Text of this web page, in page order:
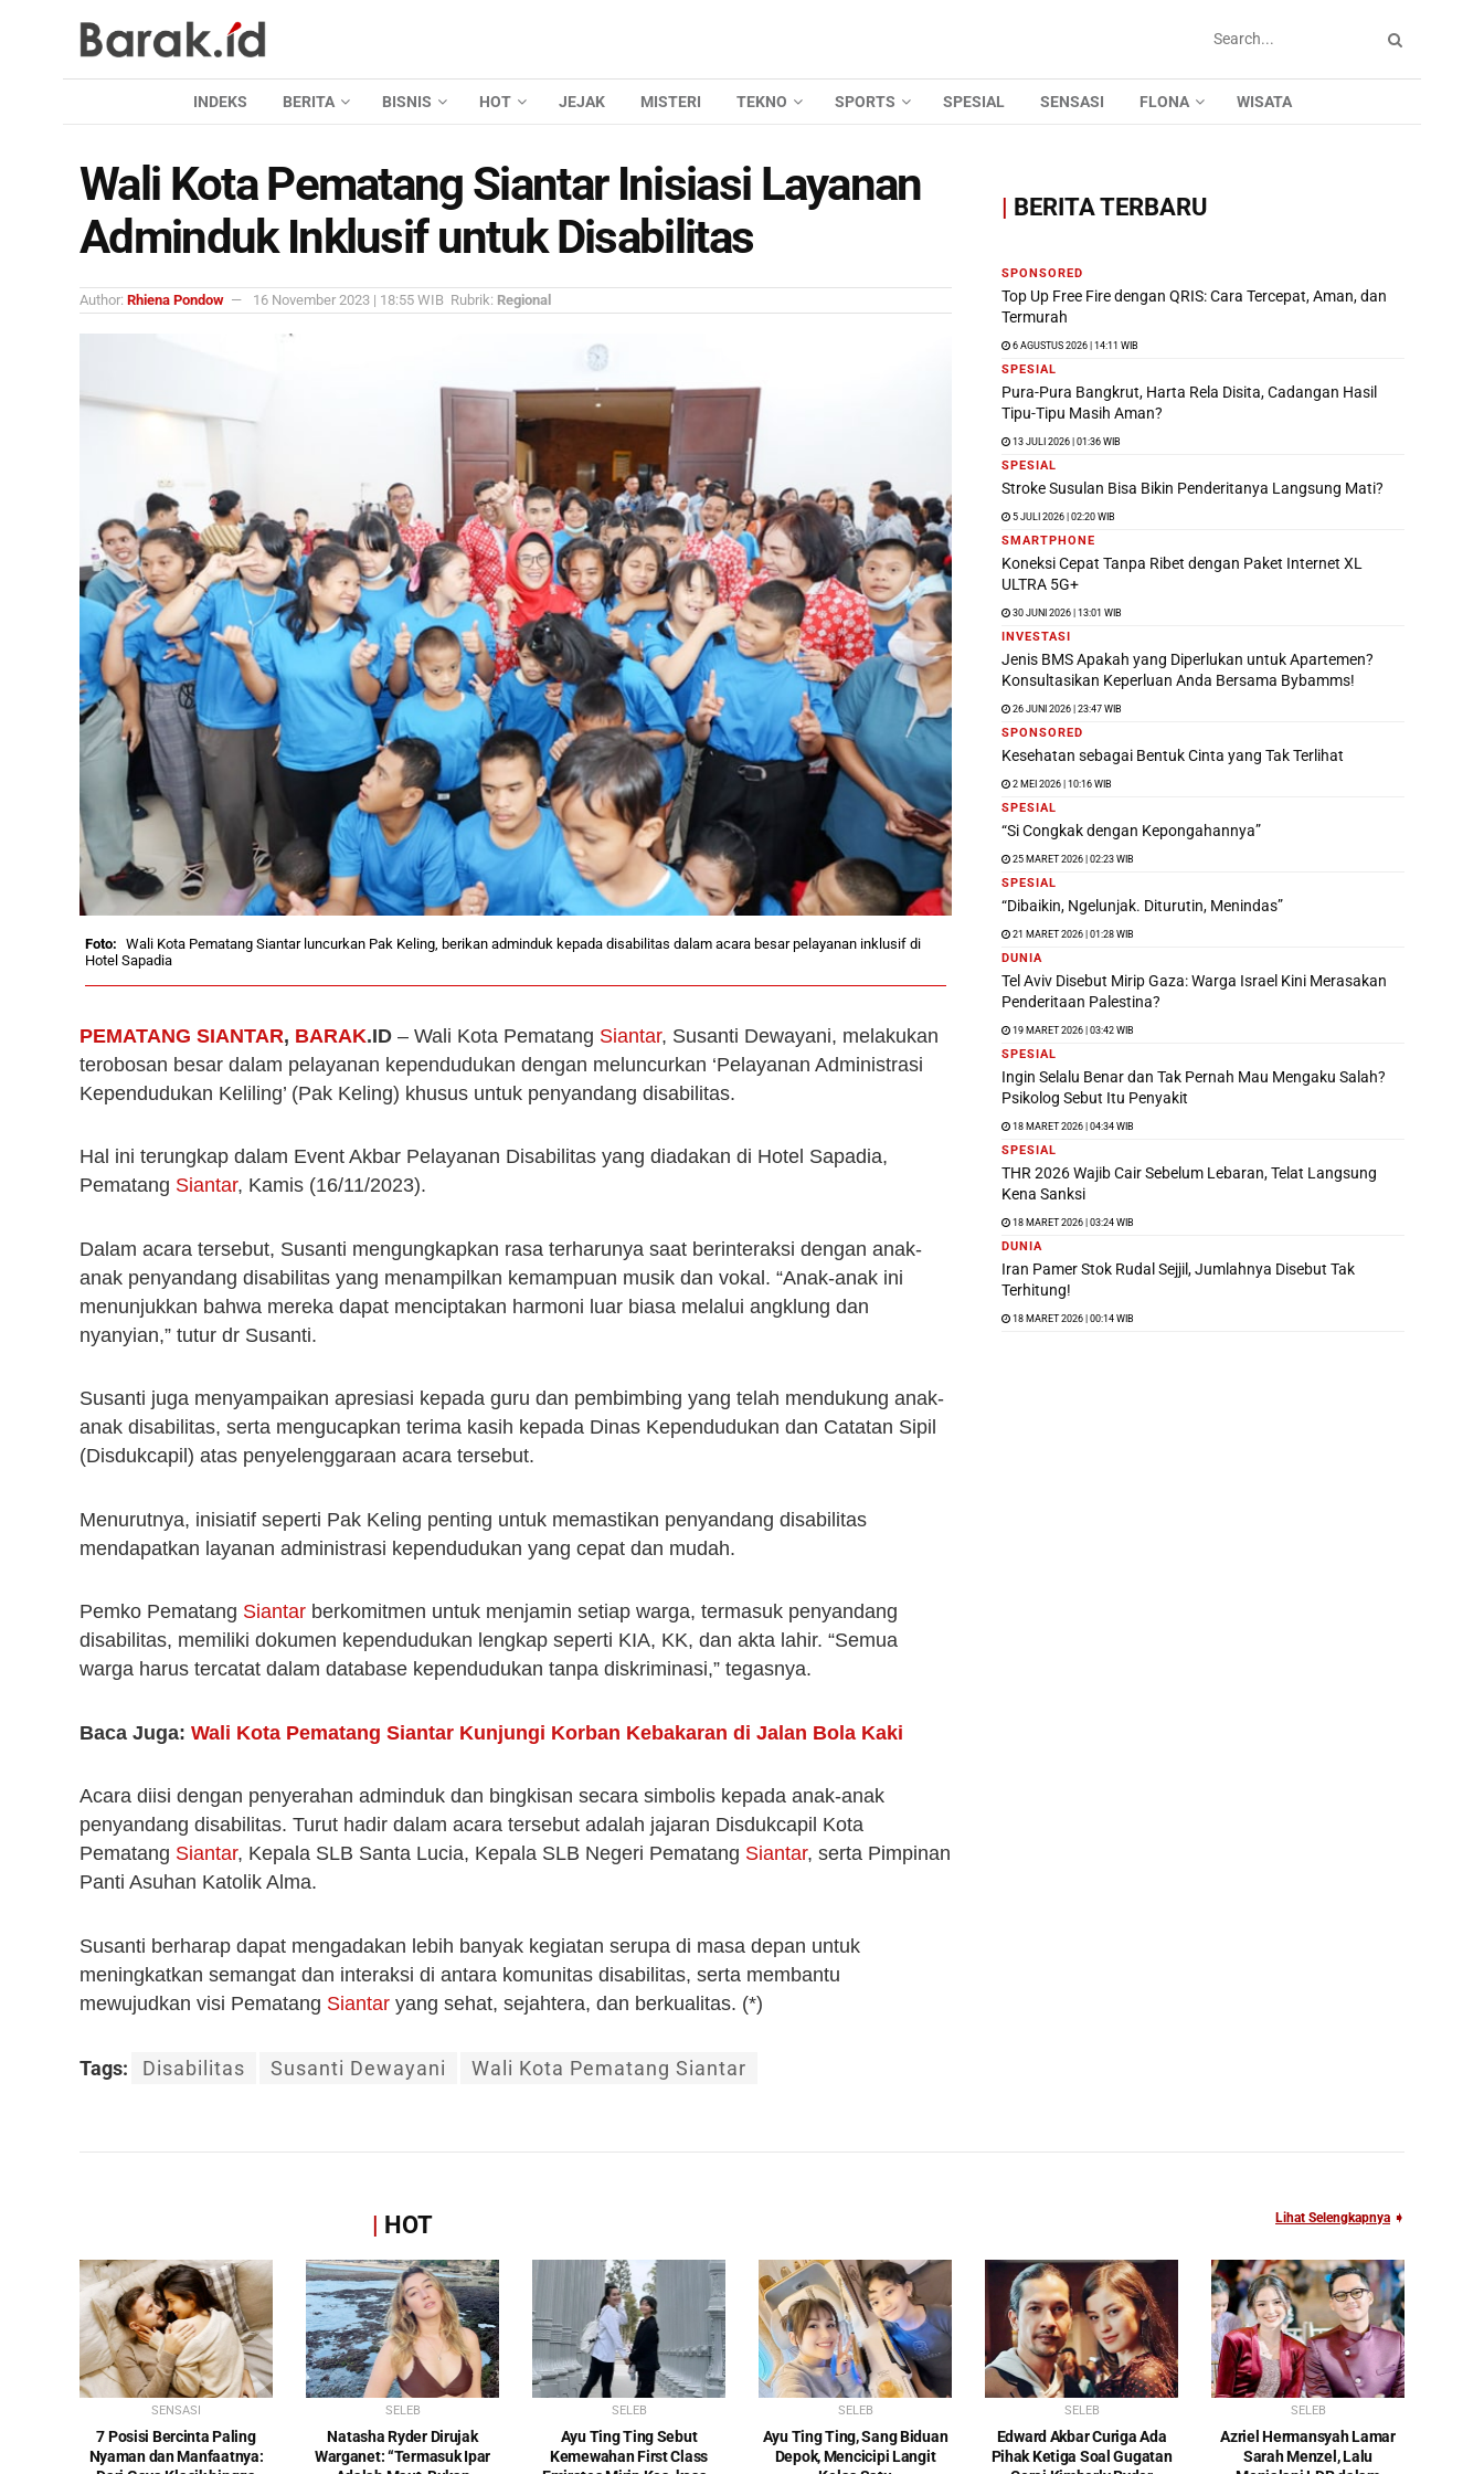
INDEKS BERITA BISNIS HOT JEJAK MISTERI TEKNO SPORTS SPESIAL SENSASI FLONA WISATA
Wali Kota Pematang Siantar Inisiasi Layanan
Adminduk Inklusif untuk Disabilitas
Author: Rhiena Pondow 16 November 2023 | 18:55 WIB Rubrik: Regional
Wali Kota Pematang Siantar luncurkan Pak Keling, berikan adminduk kepada disabilitas dalam acara besar pelayanan inklusif di
Hotel Sapadia
PEMATANG SIANTAR, BARAK.ID – Wali Kota Pematang Siantar, Susanti Dewayani, melakukan
terobosan besar dalam pelayanan kependudukan dengan meluncurkan ‘Pelayanan Administrasi
Kependudukan Keliling’ (Pak Keling) khusus untuk penyandang disabilitas.
Hal ini terungkap dalam Event Akbar Pelayanan Disabilitas yang diadakan di Hotel Sapadia,
Pematang Siantar, Kamis (16/11/2023).
Dalam acara tersebut, Susanti mengungkapkan rasa terharunya saat berinteraksi dengan anak-
anak penyandang disabilitas yang menampilkan kemampuan musik dan vokal. “Anak-anak ini
menunjukkan bahwa mereka dapat menciptakan harmoni luar biasa melalui angklung dan
nyanyian,” tutur dr Susanti.
Susanti juga menyampaikan apresiasi kepada guru dan pembimbing yang telah mendukung anak-
anak disabilitas, serta mengucapkan terima kasih kepada Dinas Kependudukan dan Catatan Sipil
(Disdukcapil) atas penyelenggaraan acara tersebut.
Menurutnya, inisiatif seperti Pak Keling penting untuk memastikan penyandang disabilitas
mendapatkan layanan administrasi kependudukan yang cepat dan mudah.
Pemko Pematang Siantar berkomitmen untuk menjamin setiap warga, termasuk penyandang
disabilitas, memiliki dokumen kependudukan lengkap seperti KIA, KK, dan akta lahir. “Semua
warga harus tercatat dalam database kependudukan tanpa diskriminasi,” tegasnya.
Baca Juga: Wali Kota Pematang Siantar Kunjungi Korban Kebakaran di Jalan Bola Kaki
Acara diisi dengan penyerahan adminduk dan bingkisan secara simbolis kepada anak-anak
penyandang disabilitas. Turut hadir dalam acara tersebut adalah jajaran Disdukcapil Kota
Pematang Siantar, Kepala SLB Santa Lucia, Kepala SLB Negeri Pematang Siantar, serta Pimpinan
Panti Asuhan Katolik Alma.
Susanti berharap dapat mengadakan lebih banyak kegiatan serupa di masa depan untuk
meningkatkan semangat dan interaksi di antara komunitas disabilitas, serta membantu
mewujudkan visi Pematang Siantar yang sehat, sejahtera, dan berkualitas. (*)
Tags: Disabilitas Susanti Dewayani Wali Kota Pematang Siantar
| BERITA TERBARU
SPONSORED
Top Up Free Fire dengan QRIS: Cara Tercepat, Aman, dan
Termurah
6 AGUSTUS 2026 | 14:11 WIB
SPESIAL
Pura-Pura Bangkrut, Harta Rela Disita, Cadangan Hasil
Tipu-Tipu Masih Aman?
13 JULI 2026 | 01:36 WIB
SPESIAL
Stroke Susulan Bisa Bikin Penderitanya Langsung Mati?
5 JULI 2026 | 02:20 WIB
SMARTPHONE
Koneksi Cepat Tanpa Ribet dengan Paket Internet XL
ULTRA 5G+
30 JUNI 2026 | 13:01 WIB
INVESTASI
Jenis BMS Apakah yang Diperlukan untuk Apartemen?
Konsultasikan Keperluan Anda Bersama Bybamms!
26 JUNI 2026 | 23:47 WIB
SPONSORED
Kesehatan sebagai Bentuk Cinta yang Tak Terlihat
2 MEI 2026 | 10:16 WIB
SPESIAL
“Si Congkak dengan Kepongahannya”
25 MARET 2026 | 02:23 WIB
SPESIAL
“Dibaikin, Ngelunjak. Diturutin, Menindas”
21 MARET 2026 | 01:28 WIB
DUNIA
Tel Aviv Disebut Mirip Gaza: Warga Israel Kini Merasakan
Penderitaan Palestina?
19 MARET 2026 | 03:42 WIB
SPESIAL
Ingin Selalu Benar dan Tak Pernah Mau Mengaku Salah?
Psikolog Sebut Itu Penyakit
18 MARET 2026 | 04:34 WIB
SPESIAL
THR 2026 Wajib Cair Sebelum Lebaran, Telat Langsung
Kena Sanksi
18 MARET 2026 | 03:24 WIB
DUNIA
Iran Pamer Stok Rudal Sejjil, Jumlahnya Disebut Tak
Terhitung!
18 MARET 2026 | 00:14 WIB
| HOT Lihat Selengkapnya ➧
SENSASI
7 Posisi Bercinta Paling
Nyaman dan Manfaatnya:
SELEB
Natasha Ryder Dirujak
Warganet: “Termasuk Ipar
SELEB
Ayu Ting Ting Sebut
Kemewahan First Class
SELEB
Ayu Ting Ting, Sang Biduan
Depok, Mencicipi Langit
SELEB
Edward Akbar Curiga Ada
Pihak Ketiga Soal Gugatan
SELEB
Azriel Hermansyah Lamar
Sarah Menzel, Lalu